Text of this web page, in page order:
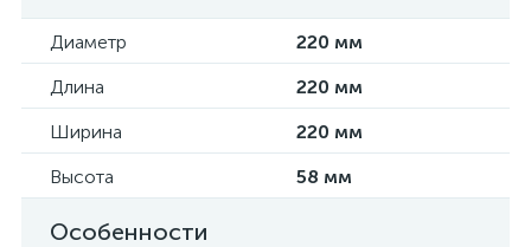
Диаметр
220 мм
Длина
220 мм
Ширина
220 мм
Высота
58 мм
Особенности